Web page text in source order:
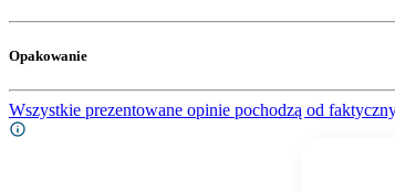
Opakowanie
Wszystkie prezentowane opinie pochodzą od